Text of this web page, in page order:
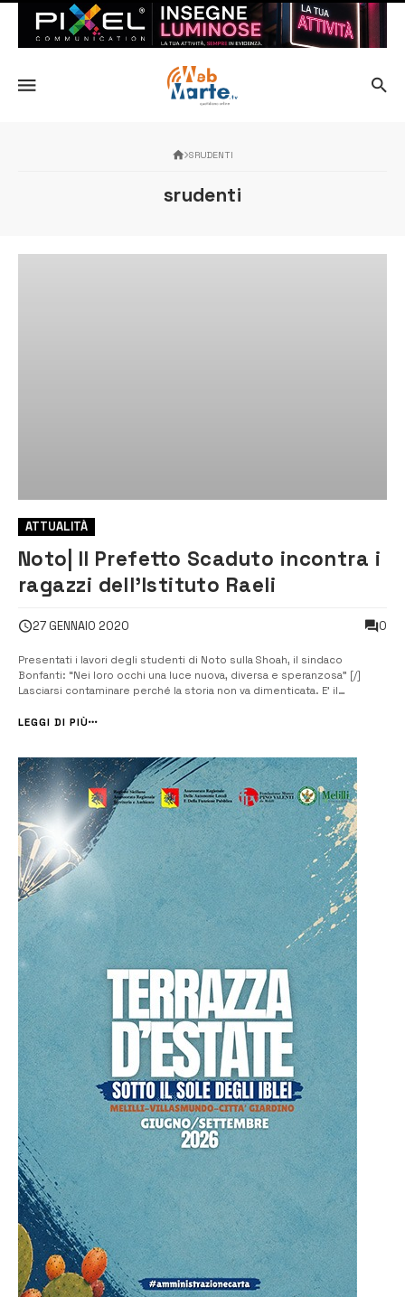
SRUDENTI
srudenti
ATTUALITÀ
Noto| Il Prefetto Scaduto incontra i
ragazzi dell’Istituto Raeli
27 GENNAIO 2020 0
Presentati i lavori degli studenti di Noto sulla Shoah, il sindaco
Bonfanti: “Nei loro occhi una luce nuova, diversa e speranzosa” [/]
Lasciarsi contaminare perché la storia non va dimenticata. E’ il
ragazzi dell’istituto superiore Matteo Raeli durante la conferenza
LEGGI DI PIÙ